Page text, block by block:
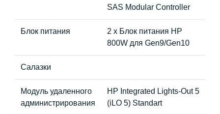
SAS Modular Controller
Блок питания
2 x Блок питания HP
800W для Gen9/Gen10
Салазки
Модуль удаленного
администрирования
HP Integrated Lights-Out 5
(iLO 5) Standart